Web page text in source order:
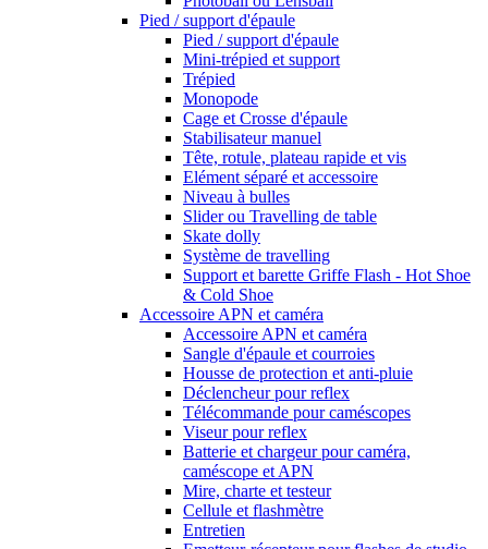
Pied / support d'épaule
Pied / support d'épaule
Mini-trépied et support
Trépied
Monopode
Cage et Crosse d'épaule
Stabilisateur manuel
Tête, rotule, plateau rapide et vis
Elément séparé et accessoire
Niveau à bulles
Slider ou Travelling de table
Skate dolly
Système de travelling
Support et barette Griffe Flash - Hot Shoe
& Cold Shoe
Accessoire APN et caméra
Accessoire APN et caméra
Sangle d'épaule et courroies
Housse de protection et anti-pluie
Déclencheur pour reflex
Télécommande pour caméscopes
Viseur pour reflex
Batterie et chargeur pour caméra,
caméscope et APN
Mire, charte et testeur
Cellule et flashmètre
Entretien